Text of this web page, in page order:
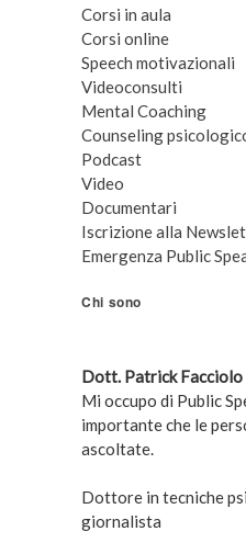
Corsi in aula
Corsi online
Speech motivazionali
Videoconsulti
Mental Coaching
Counseling
Podcast
Video
Documentari
Iscrizione alla
Emergenza Public
Chi sono
Dott. Patrick Facciolo
Mi occupo di Public
importante che le
ascoltate.
Dottore in tecniche
giornalista